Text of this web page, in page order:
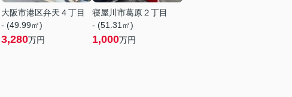
大阪市港区弁天４丁目
- (49.99㎡)
3,280万円
寝屋川市葛原２丁目
- (51.31㎡)
1,000万円